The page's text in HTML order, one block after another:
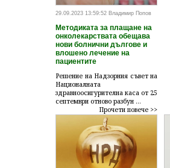
29.09.2023 13:59:52 Владимир Попов
Методиката за плащане на
онколекарствата обещава
нови болнични дългове и
влошено лечение на
пациентите
Решение на Надзорния съвет на
Националната
здравноосигурителна каса от 25
септември отново разбун ...
Прочети повече >>